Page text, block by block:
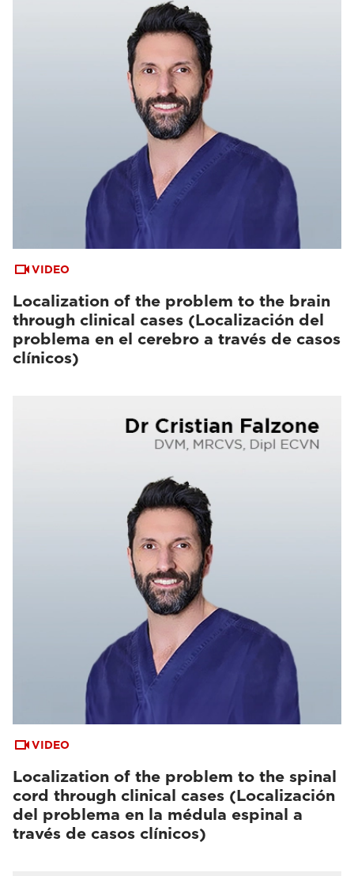
VIDEO
Localization of the problem to the brain
through clinical cases (Localización del
problema en el cerebro a través de casos
clínicos)
VIDEO
Localization of the problem to the spinal
cord through clinical cases (Localización
del problema en la médula espinal a
través de casos clínicos)